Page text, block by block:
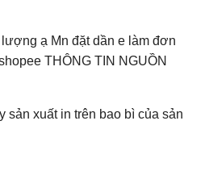
ạ Mn đặt dần e làm đơn
THÔNG TIN NGUỒN
sản xuất in trên bao bì của sản